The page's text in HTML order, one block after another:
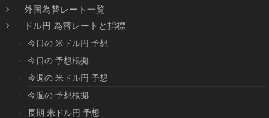
外国為替レート一覧
ドル円 為替レートと指標
今日の 米ドル円 予想
今日の 予想根拠
今週の 米ドル円 予想
今週の 予想根拠
長期 米ドル円 予想